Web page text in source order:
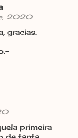
2020
gracias.
primeira
de tanta